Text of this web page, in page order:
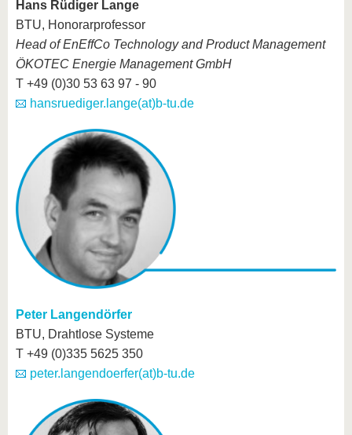
Hans Rüdiger Lange
BTU, Honorarprofessor
Head of EnEffCo Technology and Product Management
ÖKOTEC Energie Management GmbH
T +49 (0)30 53 63 97 - 90
hansruediger.lange(at)b-tu.de
Peter Langendörfer
BTU, Drahtlose Systeme
T +49 (0)335 5625 350
peter.langendoerfer(at)b-tu.de